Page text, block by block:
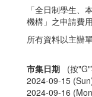
「全日制學生、
機構」之申請費
所有資料以主辦
市集日期
(按
2024-09-15
2024-09-16